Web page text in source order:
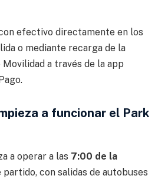
efectivo directamente en los
o mediante recarga de la
a través de la app
a funcionar el Park
a operar a las 7:00 de la
partido, con salidas de autobuses